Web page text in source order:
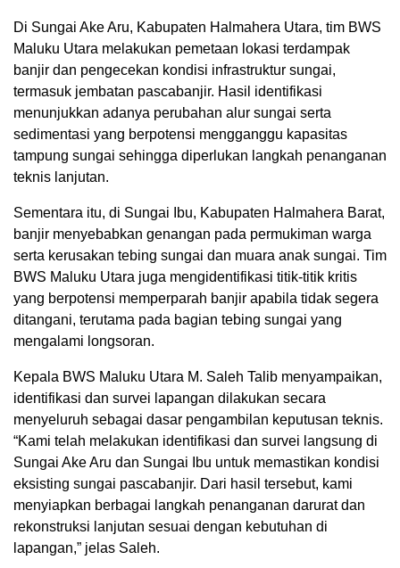
Di Sungai Ake Aru, Kabupaten Halmahera Utara, tim BWS
Maluku Utara melakukan pemetaan lokasi terdampak
banjir dan pengecekan kondisi infrastruktur sungai,
termasuk jembatan pascabanjir. Hasil identifikasi
menunjukkan adanya perubahan alur sungai serta
sedimentasi yang berpotensi mengganggu kapasitas
tampung sungai sehingga diperlukan langkah penanganan
teknis lanjutan.
Sementara itu, di Sungai Ibu, Kabupaten Halmahera Barat,
banjir menyebabkan genangan pada permukiman warga
serta kerusakan tebing sungai dan muara anak sungai. Tim
BWS Maluku Utara juga mengidentifikasi titik-titik kritis
yang berpotensi memperparah banjir apabila tidak segera
ditangani, terutama pada bagian tebing sungai yang
mengalami longsoran.
Kepala BWS Maluku Utara M. Saleh Talib menyampaikan,
identifikasi dan survei lapangan dilakukan secara
menyeluruh sebagai dasar pengambilan keputusan teknis.
“Kami telah melakukan identifikasi dan survei langsung di
Sungai Ake Aru dan Sungai Ibu untuk memastikan kondisi
eksisting sungai pascabanjir. Dari hasil tersebut, kami
menyiapkan berbagai langkah penanganan darurat dan
rekonstruksi lanjutan sesuai dengan kebutuhan di
lapangan,” jelas Saleh.